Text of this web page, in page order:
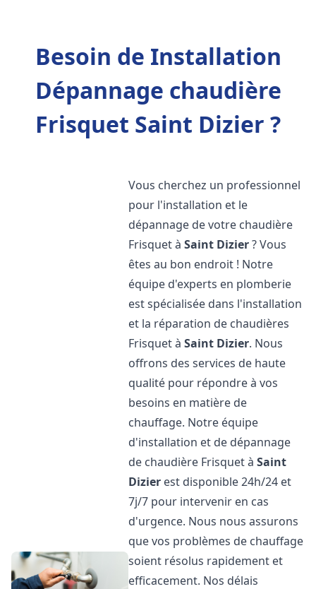
Besoin de Installation
Dépannage chaudière
Frisquet Saint Dizier ?
Vous cherchez un professionnel
pour l'installation et le
dépannage de votre chaudière
Frisquet àSaint Dizier? Vous
êtes au bon endroit ! Notre
équipe d'experts en plomberie
est spécialisée dans l'installation
et la réparation de chaudières
Frisquet àSaint Dizier. Nous
offrons des services de haute
qualité pour répondre à vos
besoins en matière de
chauffage. Notre équipe
d'installation et de dépannage
de chaudière Frisquet àSaint
Dizier est disponible 24h/24 et
7j/7 pour intervenir en cas
d'urgence. Nous nous assurons
que vos problèmes de chauffage
soient résolus rapidement et
efficacement. Nos délais